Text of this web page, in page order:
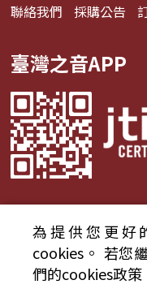
聯絡我們 採購公告
臺灣之音APP
© 2024財團法
資通安全政策聲明
為提供您更好
cookies。 若您
們的cookies政策